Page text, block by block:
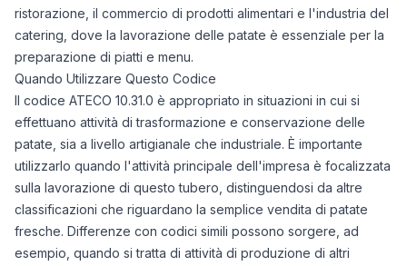
ristorazione, il commercio di prodotti alimentari e l'industria del
catering, dove la lavorazione delle patate è essenziale per la
preparazione di piatti e menu.
Quando Utilizzare Questo Codice
Il codice ATECO 10.31.0 è appropriato in situazioni in cui si
effettuano attività di trasformazione e conservazione delle
patate, sia a livello artigianale che industriale. È importante
utilizzarlo quando l'attività principale dell'impresa è focalizzata
sulla lavorazione di questo tubero, distinguendosi da altre
classificazioni che riguardano la semplice vendita di patate
fresche. Differenze con codici simili possono sorgere, ad
esempio, quando si tratta di attività di produzione di altri